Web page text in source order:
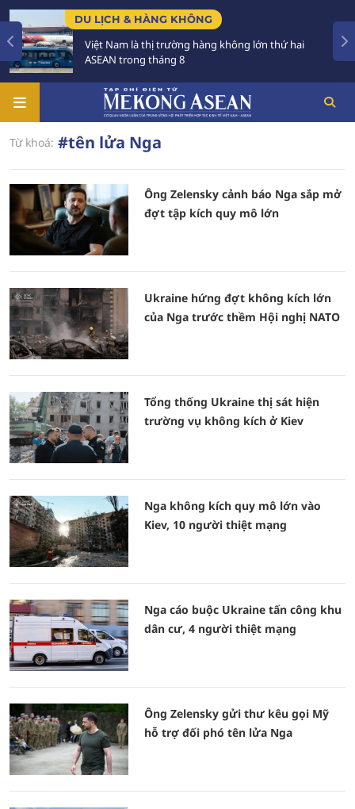
DU LỊCH & HÀNG KHÔNG
Việt Nam là thị trường hàng không lớn thứ hai
ASEAN trong tháng 8
Từ khoá: #tên lửa Nga
Ông Zelensky cảnh báo Nga sắp mở
đợt tập kích quy mô lớn
Ukraine hứng đợt không kích lớn
của Nga trước thềm Hội nghị NATO
Tổng thống Ukraine thị sát hiện
trường vụ không kích ở Kiev
Nga không kích quy mô lớn vào
Kiev, 10 người thiệt mạng
Nga cáo buộc Ukraine tấn công khu
dân cư, 4 người thiệt mạng
Ông Zelensky gửi thư kêu gọi Mỹ
hỗ trợ đối phó tên lửa Nga